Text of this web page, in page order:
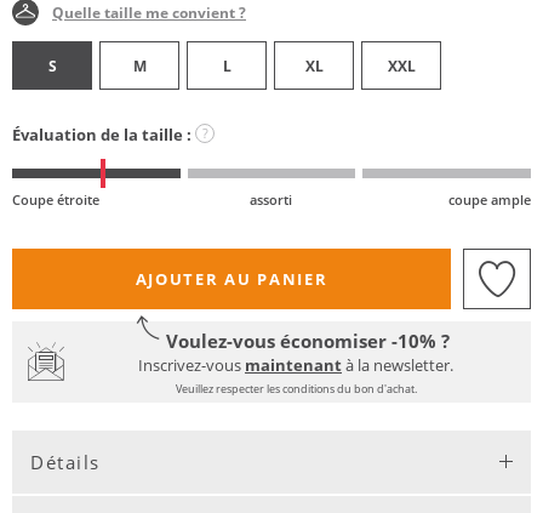
Quelle taille me convient ?
S M L XL XXL
Évaluation de la taille : ?
Coupe étroite assorti coupe ample
AJOUTER AU PANIER
Voulez-vous économiser -10% ?
Inscrivez-vous maintenantà la newsletter.
Veuillez respecter les conditions du bon d'achat.
Détails